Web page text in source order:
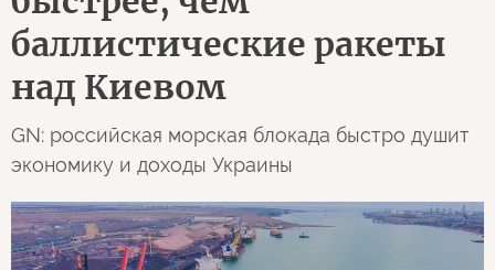
баллистические ракеты
над Киевом
GN: российская морская блокада быстро душит
экономику и доходы Украины